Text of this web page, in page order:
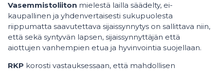
Vasemmistoliiton mielestä lailla säädelty, ei-
kaupallinen ja yhdenvertaisesti sukupuolesta
riippumatta saavutettava sijaissynnytys on sallittava niin,
että sekä syntyvän lapsen, sijaissynnyttäjän että
aiottujen vanhempien etua ja hyvinvointia suojellaan.
RKP korosti vastauksessaan, että mahdollisen